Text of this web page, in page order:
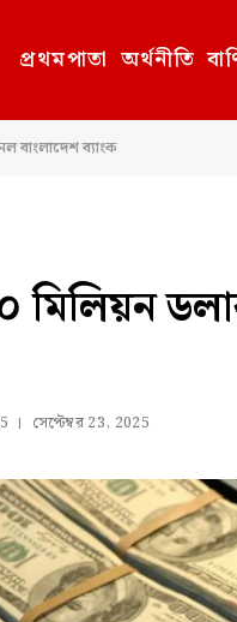
প্রথমপাতা অর্থনীতি
বাংলাদেশ ব্যাংক
সেপ্টেম্বর 23, 2025